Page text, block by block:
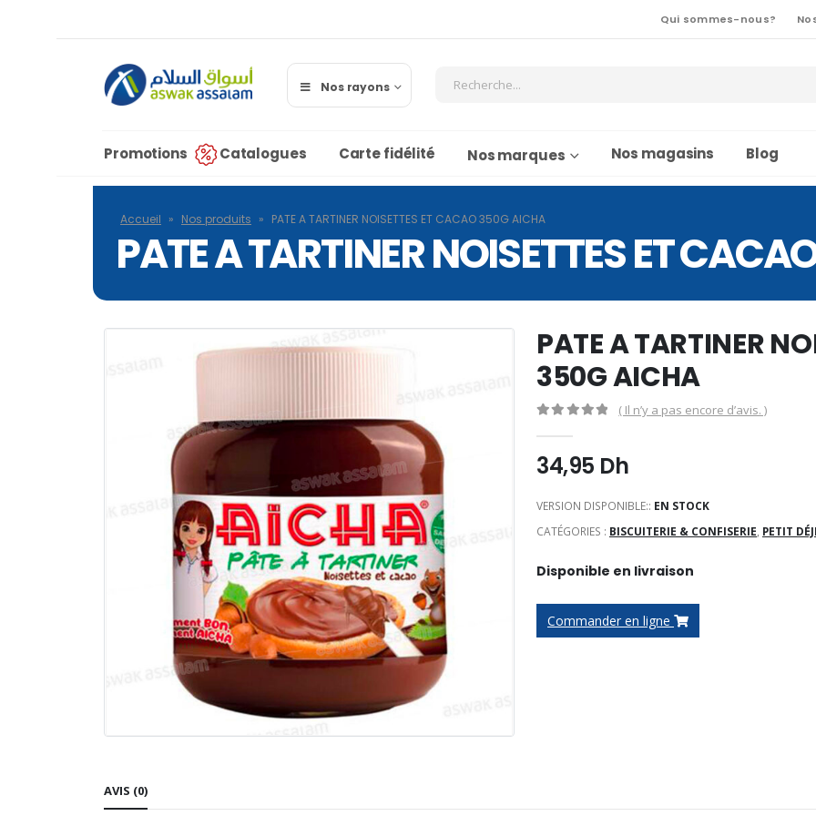
Qui sommes-nous?
Nos rayons
Promotions Catalogues Carte fidélité Nos marques Nos magasins Blog
Accueil » Nos produits » PATE A TARTINER NOISETTES ET CACAO 350G AICHA
PATE A TARTINER NOISETTES ET
PATE A TARTINER
350G AICHA
( Il n’y a pas encore d’avis. )
34,95 Dh
VERSION DISPONIBLE:: EN STOCK
CATÉGORIES : BISCUITERIE & CONFISERIE, PETIT
Disponible en livraison
Commander en ligne
AVIS (0)